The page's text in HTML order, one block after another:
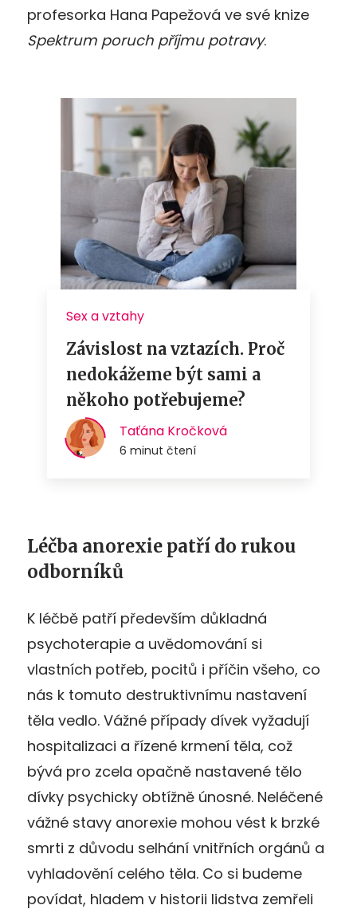
profesorka Hana Papežová ve své knize
Spektrum poruch příjmu potravy.
Léčba anorexie patří do rukou
odborníků
K léčbě patří především důkladná
psychoterapie a uvědomování si
vlastních potřeb, pocitů i příčin všeho, co
nás k tomuto destruktivnímu nastavení
těla vedlo. Vážné případy dívek vyžadují
hospitalizaci a řízené krmení těla, což
bývá pro zcela opačně nastavené tělo
dívky psychicky obtížně únosné. Neléčené
vážné stavy anorexie mohou vést k brzké
smrti z důvodu selhání vnitřních orgánů a
vyhladovění celého těla. Co si budeme
povídat, hladem v historii lidstva zemřeli